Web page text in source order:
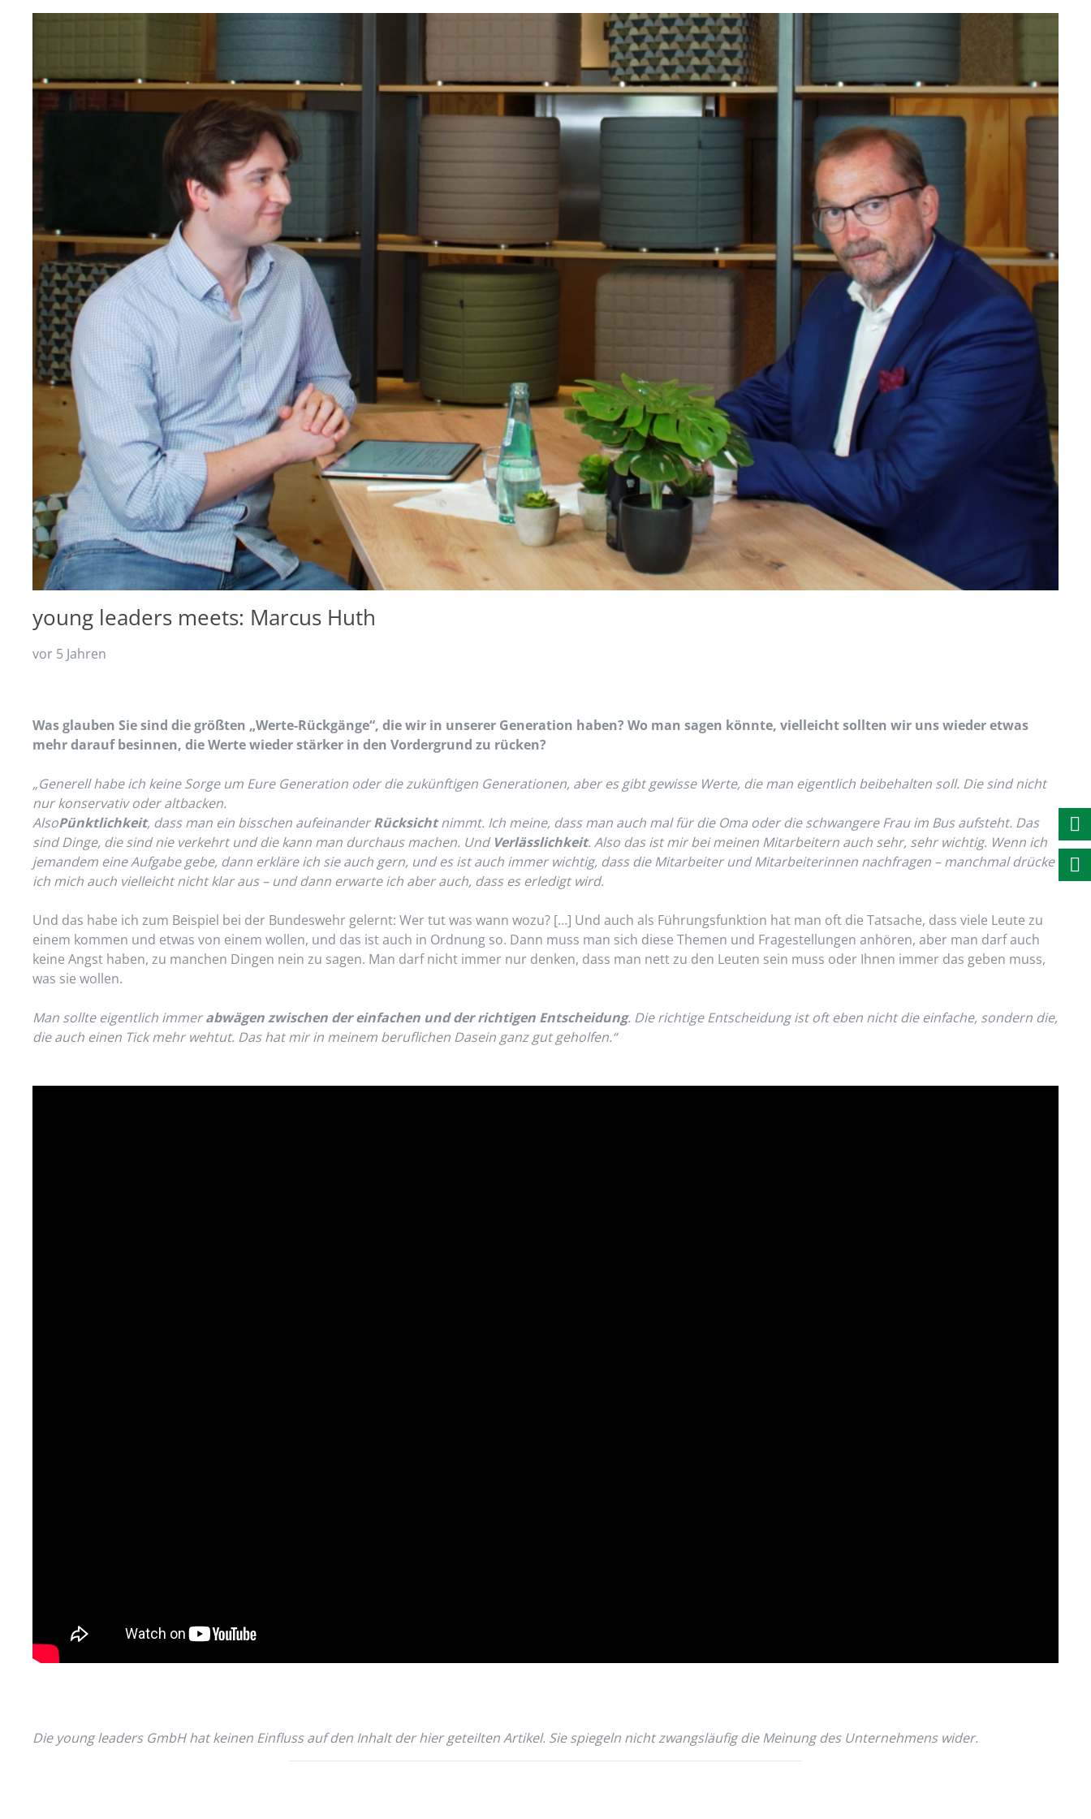
young leaders meets: Marcus Huth
vor 5 Jahren
Was glauben Sie sind die größten „Werte-Rückgänge“, die wir in unserer Generation haben? Wo man sagen könnte, vielleicht sollten wir uns wieder etwas
mehr darauf besinnen, die Werte wieder stärker in den Vordergrund zu rücken?
„Generell habe ich keine Sorge um Eure Generation oder die zukünftigen Generationen, aber es gibt gewisse Werte, die man eigentlich beibehalten soll. Die sind nicht
nur konservativ oder altbacken.
AlsoPünktlichkeit, dass man ein bisschen aufeinanderRücksichtnimmt. Ich meine, dass man auch mal für die Oma oder die schwangere Frau im Bus aufsteht. Das
sind Dinge, die sind nie verkehrt und die kann man durchaus machen. Und Verlässlichkeit. Also das ist mir bei meinen Mitarbeitern auch sehr, sehr wichtig. Wenn ich
jemandem eine Aufgabe gebe, dann erkläre ich sie auch gern, und es ist auch immer wichtig, dass die Mitarbeiter und Mitarbeiterinnen nachfragen – manchmal drücke
ich mich auch vielleicht nicht klar aus – und dann erwarte ich aber auch, dass es erledigt wird.
Und das habe ich zum Beispiel bei der Bundeswehr gelernt: Wer tut was wann wozu? […] Und auch als Führungsfunktion hat man oft die Tatsache, dass viele Leute zu
einem kommen und etwas von einem wollen, und das ist auch in Ordnung so. Dann muss man sich diese Themen und Fragestellungen anhören, aber man darf auch
keine Angst haben, zu manchen Dingen nein zu sagen. Man darf nicht immer nur denken, dass man nett zu den Leuten sein muss oder Ihnen immer das geben muss,
was sie wollen.
Man sollte eigentlich immerabwägen zwischen der einfachen und der richtigen Entscheidung. Die richtige Entscheidung ist oft eben nicht die einfache, sondern die,
die auch einen Tick mehr wehtut. Das hat mir in meinem beruflichen Dasein ganz gut geholfen.“
Die young leaders GmbH hat keinen Einfluss auf den Inhalt der hier geteilten Artikel. Sie spiegeln nicht zwangsläufig die Meinung des Unternehmens wider.